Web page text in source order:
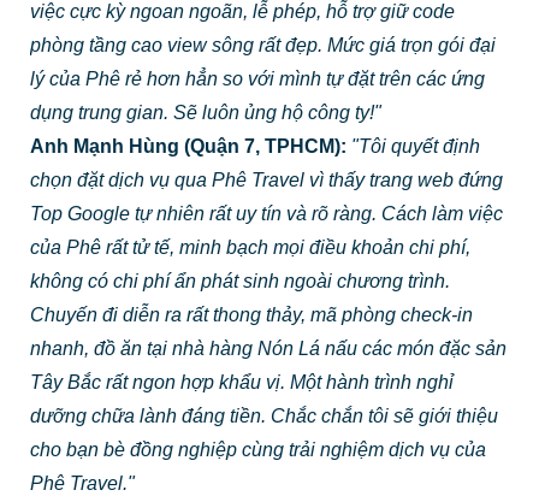
việc cực kỳ ngoan ngoãn, lễ phép, hỗ trợ giữ code
phòng tầng cao view sông rất đẹp. Mức giá trọn gói đại
lý của Phê rẻ hơn hẳn so với mình tự đặt trên các ứng
dụng trung gian. Sẽ luôn ủng hộ công ty!"
Anh Mạnh Hùng (Quận 7, TPHCM): "Tôi quyết định
chọn đặt dịch vụ qua Phê Travel vì thấy trang web đứng
Top Google tự nhiên rất uy tín và rõ ràng. Cách làm việc
của Phê rất tử tế, minh bạch mọi điều khoản chi phí,
không có chi phí ẩn phát sinh ngoài chương trình.
Chuyến đi diễn ra rất thong thảy, mã phòng check-in
nhanh, đồ ăn tại nhà hàng Nón Lá nấu các món đặc sản
Tây Bắc rất ngon hợp khẩu vị. Một hành trình nghỉ
dưỡng chữa lành đáng tiền. Chắc chắn tôi sẽ giới thiệu
cho bạn bè đồng nghiệp cùng trải nghiệm dịch vụ của
Phê Travel."